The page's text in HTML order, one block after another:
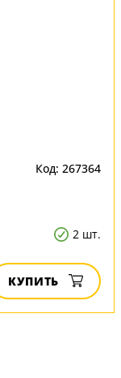
Код: 267364
2 шт.
КУПИТЬ